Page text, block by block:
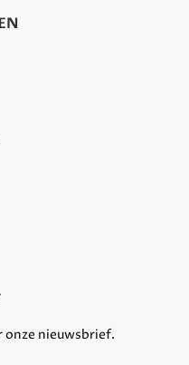
onze nieuwsbrief.